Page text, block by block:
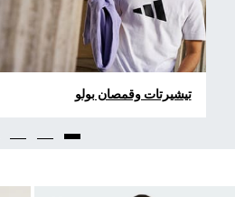
تيشيرتات وقمصان بولو